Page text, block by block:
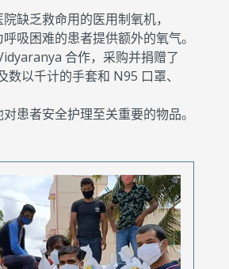
缺乏救命用的医用制氧机，
吸困难的患者提供额外的氧气。
合作，采购并捐赠了
数以千计的手套和 N95 口罩、
患者安全护理至关重要的物品。